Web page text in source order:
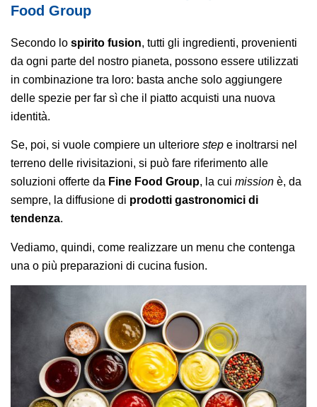
Food Group
Secondo lo spirito fusion, tutti gli ingredienti, provenienti
da ogni parte del nostro pianeta, possono essere utilizzati
in combinazione tra loro: basta anche solo aggiungere
delle spezie per far sì che il piatto acquisti una nuova
identità.
Se, poi, si vuole compiere un ulteriore step e inoltrarsi nel
terreno delle rivisitazioni, si può fare riferimento alle
soluzioni offerte da Fine Food Group, la cui mission è, da
sempre, la diffusione di prodotti gastronomici di
tendenza.
Vediamo, quindi, come realizzare un menu che contenga
una o più preparazioni di cucina fusion.